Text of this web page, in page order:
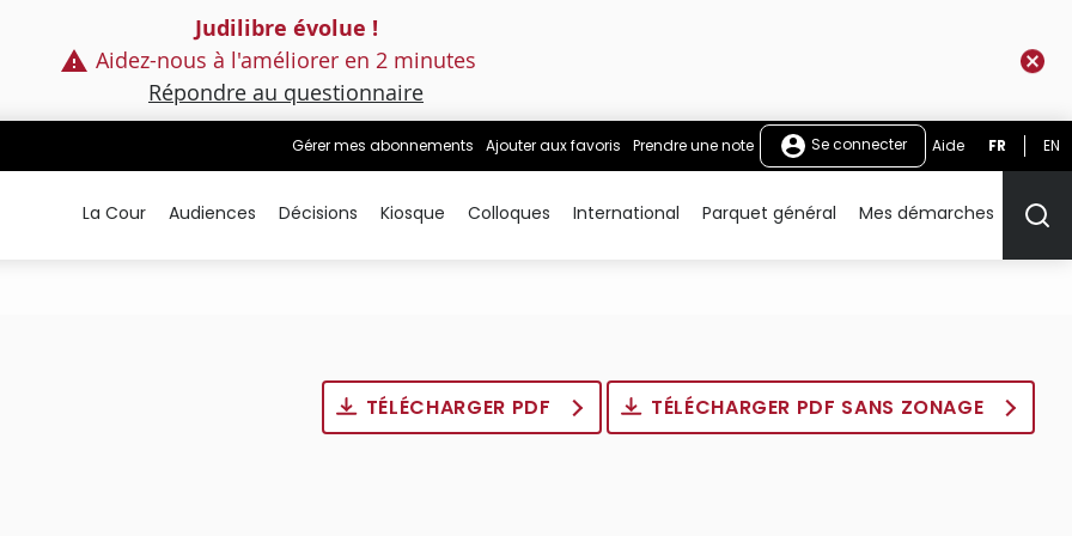
Judilibre évolue !
Aidez-nous à l'améliorer en 2 minutes
Répondre au questionnaire
Gérer mes abonnements Ajouter aux favoris Prendre une note Se connecter Aide FR EN
La Cour Audiences Décisions Kiosque Colloques International Parquet général Mes démarches
TÉLÉCHARGER PDF TÉLÉCHARGER PDF SANS ZONAGE